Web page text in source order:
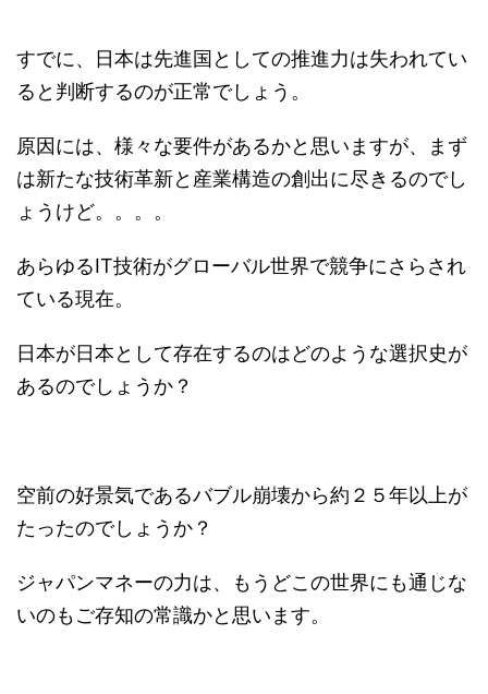
すでに、日本は先進国としての推進力は失われてい
ると判断するのが正常でしょう。
原因には、様々な要件があるかと思いますが、まず
は新たな技術革新と産業構造の創出に尽きるのでし
ょうけど。。。。
あらゆるIT技術がグローバル世界で競争にさらされ
ている現在。
日本が日本として存在するのはどのような選択史が
あるのでしょうか？
空前の好景気であるバブル崩壊から約２５年以上が
たったのでしょうか？
ジャパンマネーの力は、もうどこの世界にも通じな
いのもご存知の常識かと思います。